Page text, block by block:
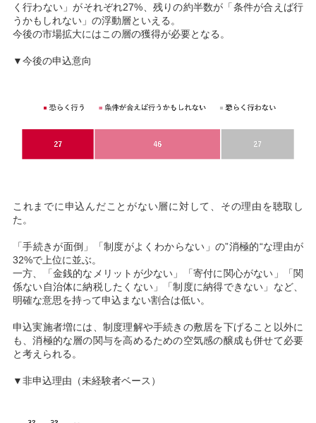
く行わない」がそれぞれ27%、残りの約半数が「条件が合えば行
うかもしれない」の浮動層といえる。
今後の市場拡大にはこの層の獲得が必要となる。
▼今後の申込意向
これまでに申込んだことがない層に対して、その理由を聴取し
た。
「手続きが面倒」「制度がよくわからない」の”消極的“な理由が
32%で上位に並ぶ。
一方、「金銭的なメリットが少ない」「寄付に関心がない」「関
係ない自治体に納税したくない」「制度に納得できない」など、
明確な意思を持って申込まない割合は低い。
申込実施者増には、制度理解や手続きの敷居を下げること以外に
も、消極的な層の関与を高めるための空気感の醸成も併せて必要
と考えられる。
▼非申込理由（未経験者ベース）